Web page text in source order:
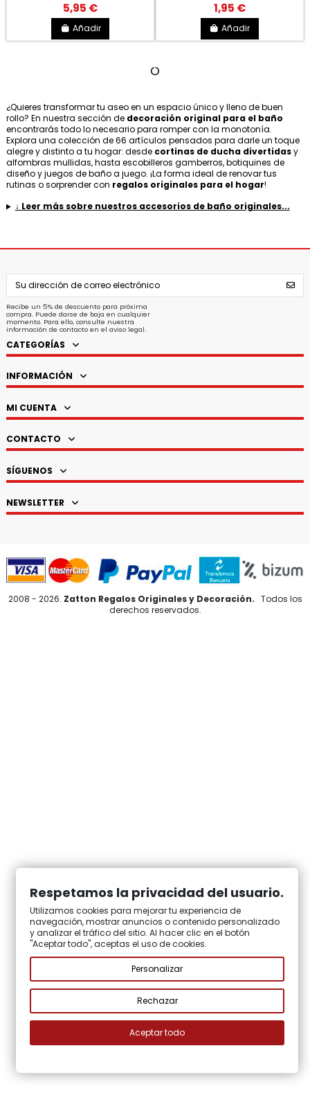
5,95 €
Añadir
1,95 €
Añadir
¿Quieres transformar tu aseo en un espacio único y lleno de buen
rollo? En nuestra sección de decoración original para el baño
encontrarás todo lo necesario para romper con la monotonía.
Explora una colección de 66 artículos pensados para darle un toque
alegre y distinto a tu hogar: desde cortinas de ducha divertidasy
alfombras mullidas, hasta escobilleros gamberros, botiquines de
diseño y juegos de baño a juego. ¡La forma ideal de renovar tus
rutinas o sorprender con regalos originales para el hogar!
↓ Leer más sobre nuestros accesorios de baño originales...
Recibe un 5% de descuento para próxima
compra. Puede darse de baja en cualquier
momento. Para ello, consulte nuestra
información de contacto en el aviso legal.
CATEGORÍAS
INFORMACIÓN
MI CUENTA
CONTACTO
SÍGUENOS
NEWSLETTER
2008 - 2026. Zatton Regalos Originales y Decoración. Todos los
derechos reservados.
Respetamos la privacidad del usuario.
Utilizamos cookies para mejorar tu experiencia de
navegación, mostrar anuncios o contenido personalizado
y analizar el tráfico del sitio. Al hacer clic en el botón
"Aceptar todo", aceptas el uso de cookies.
Personalizar
Rechazar
Aceptar todo